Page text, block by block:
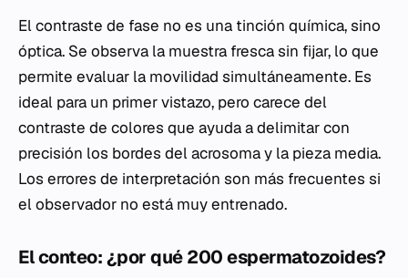
El contraste de fase no es una tinción química, sino
óptica. Se observa la muestra fresca sin fijar, lo que
permite evaluar la movilidad simultáneamente. Es
ideal para un primer vistazo, pero carece del
contraste de colores que ayuda a delimitar con
precisión los bordes del acrosoma y la pieza media.
Los errores de interpretación son más frecuentes si
el observador no está muy entrenado.
El conteo: ¿por qué 200 espermatozoides?